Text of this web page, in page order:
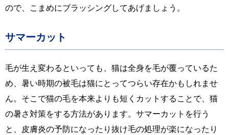
ので、こまめにブラッシングしてあげましょう。
サマーカット
毛が生え変わるといっても、猫は全身を毛が覆っているた
め、暑い時期の被毛は猫にとってつらい存在かもしれませ
ん。そこで猫の毛を本来よりも短くカットすることで、猫
の暑さ対策をする方法があります。サマーカットを行う
と、皮膚炎の予防になったり抜け毛の処理が楽になったり